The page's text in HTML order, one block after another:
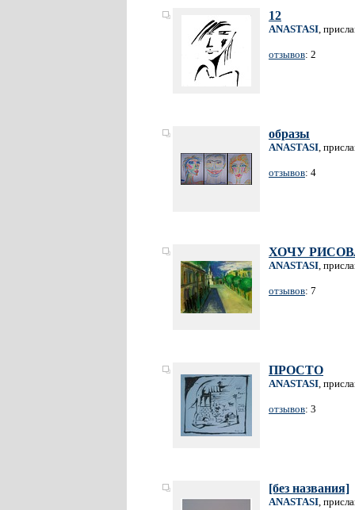
12
ANASTASI,
отзывов: 2
образы
ANASTASI,
отзывов: 4
ХОЧУ
ANASTASI,
отзывов: 7
ПРОСТО
ANASTASI,
отзывов: 3
[без названия]
ANASTASI,